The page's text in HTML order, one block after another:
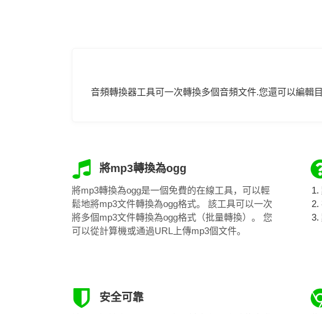
音頻轉換器工具可一次轉換多個音頻文件.您還可以編輯
將mp3轉換為ogg
將mp3轉換為ogg是一個免費的在線工具，可以輕
鬆地將mp3文件轉換為ogg格式。 該工具可以一次
將多個mp3文件轉換為ogg格式（批量轉換）。 您
可以從計算機或通過URL上傳mp3個文件。
安全可靠